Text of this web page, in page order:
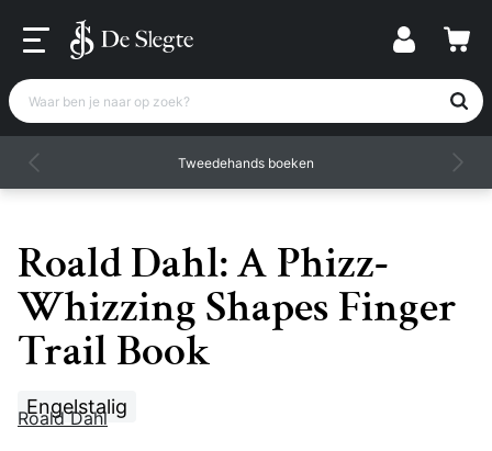
Waar ben je naar op zoek?
Tweedehands boeken
Roald Dahl: A Phizz-
Whizzing Shapes Finger
Trail Book
Engelstalig
Roald Dahl